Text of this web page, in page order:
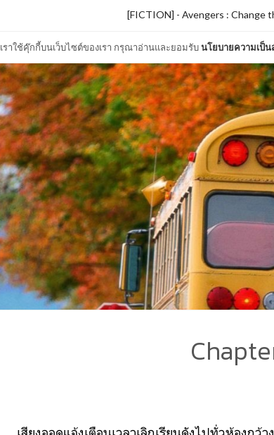
เราใช้คุ๊กกี้บนเว็บไซต์ของเรา กรุณาอ่านและยอมรับนโยบายความเป็น
[FICTION] - Avengers : Change